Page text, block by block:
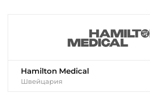
Hamilton Medical
Швейцария